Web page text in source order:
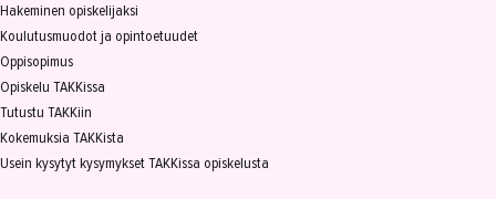
Hakeminen opiskelijaksi
Koulutusmuodot ja opintoetuudet
Oppisopimus
Opiskelu TAKKissa
Tutustu TAKKiin
Kokemuksia TAKKista
Usein kysytyt kysymykset TAKKissa opiskelusta